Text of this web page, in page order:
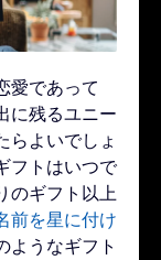
愛であって
に残るユニー
らよいでしょ
フトはいつで
のギフト以上
前を星に付け
ようなギフト